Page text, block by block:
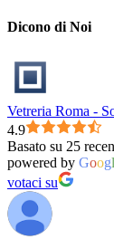
Dicono di Noi
Vetreria Roma -
4.9
Basato su 25
powered by Googl
votaci su